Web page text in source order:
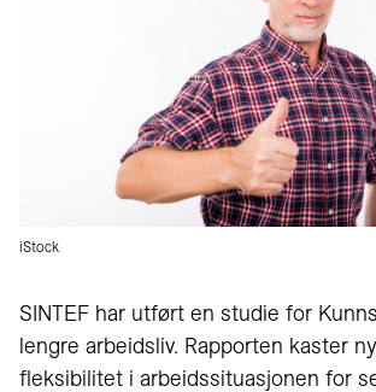
iStock
SINTEF har utført en studie for
lengre arbeidsliv. Rapporten kaster
fleksibilitet i arbeidssituasjonen for